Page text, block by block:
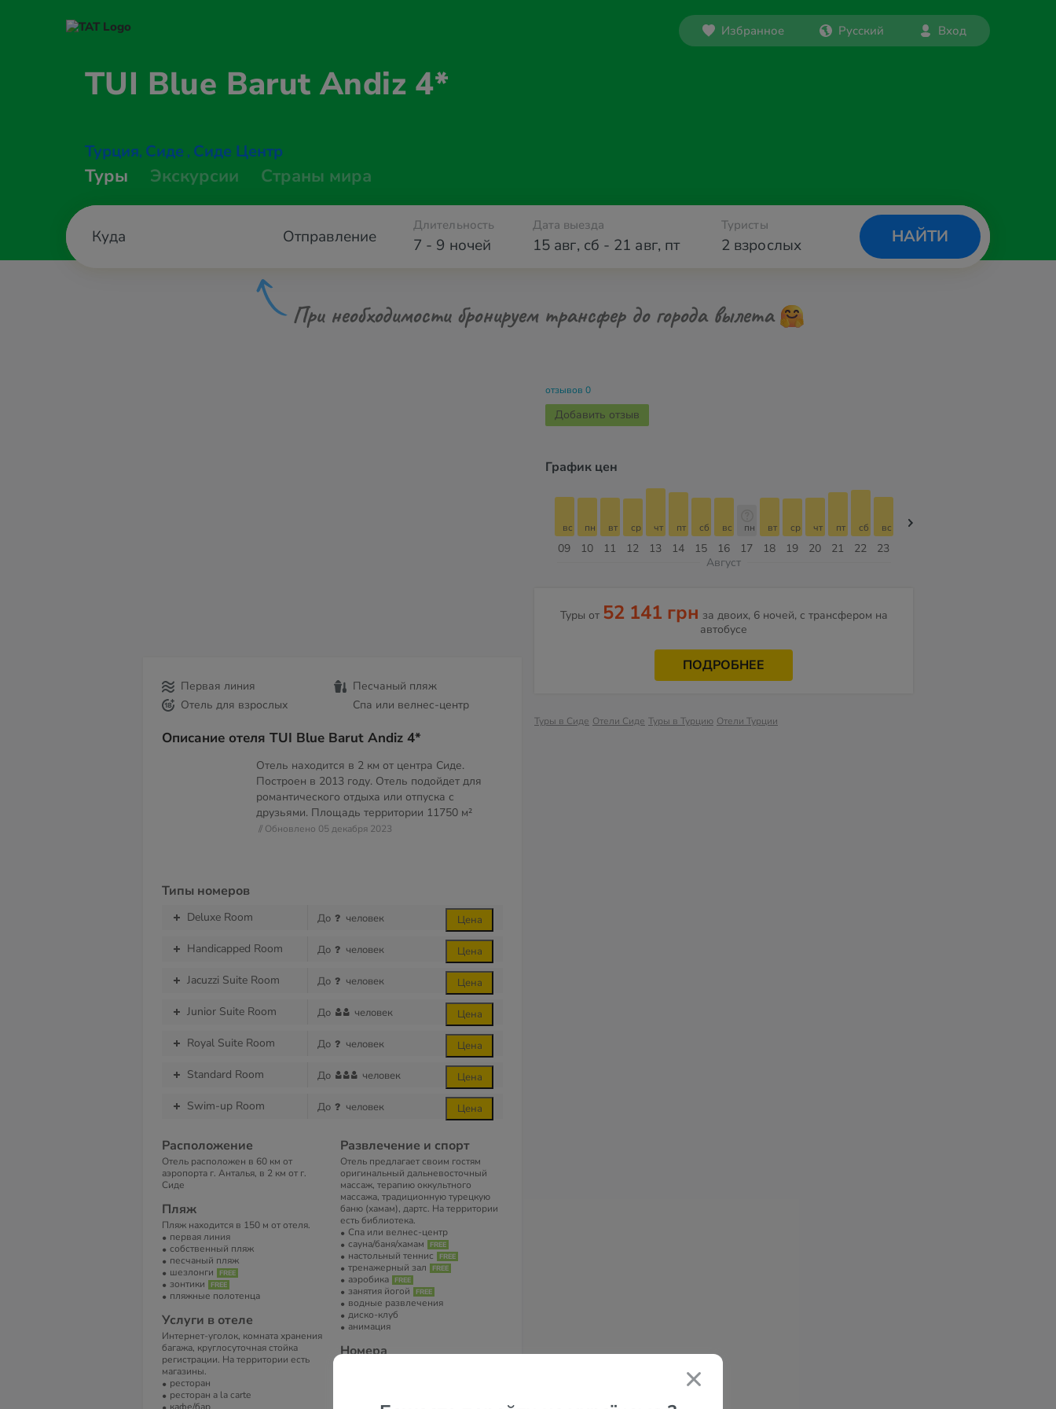
Избранное Русский Вход
TUI Blue Barut Andiz 4*
Турция, Сиде , Сиде Центр
Туры Экскурсии Страны мира
Отправление 7 - 9 ночей
Длительность Дата выезда
15 авг, сб - 21 авг, пт 2 взрослых
Туристы
НАЙТИ
При необходимости бронируем трансфер до города вылета
Первая линия
Песчаный пляж
Отель для взрослых
Спа или велнес-центр
Описание отеля TUI Blue Barut Andiz 4*
Отель находится в 2 км от центра Сиде.
Построен в 2013 году. Отель подойдет для
романтического отдыха или отпуска с
друзьями. Площадь территории 11750 м²
// Обновлено 05 декабря 2023
Типы номеров
Deluxe Room До человек Цена
Handicapped Room До человек Цена
Jacuzzi Suite Room До человек Цена
Junior Suite Room До человек Цена
Royal Suite Room До человек Цена
Standard Room До человек Цена
Swim-up Room До человек Цена
Расположение
Отель расположен в 60 км от
аэропорта г. Анталья, в 2 км от г.
Сиде
Пляж
Пляж находится в 150 м от отеля.
первая линия
собственный пляж
песчаный пляж
шезлонги
зонтики
пляжные полотенца
Услуги в отеле
Интернет-уголок, комната хранения
багажа, круглосуточная стойка
регистрации. На территории есть
магазины.
ресторан
ресторан a la carte
Развлечение и спорт
Отель предлагает своим гостям
оригинальный дальневосточный
массаж, терапию оккультного
массажа, традиционную турецкую
баню (хамам), дартс. На территории
есть библиотека.
Спа или велнес-центр
сауна/баня/хамам
настольный теннис
тренажерный зал
аэробика
занятия йогой
водные развлечения
диско-клуб
анимация
Номера
В номерах
отзывов 0
Добавить отзыв
График цен
09
вс
10
пн
11
вт
12
ср
13
чт
14
пт
15
сб
16
вс
17
пн
18
вт
19
ср
20
чт
21
пт
22
сб
23
вс
Август
Туры от 52 141 грн за двоих, 6 ночей, с трансфером на
автобусе
ПОДРОБНЕЕ
Туры в Сиде Отели Сиде Туры в Турцию Отели Турции